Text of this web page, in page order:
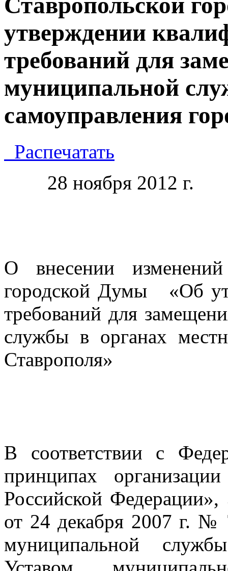
Ставропольской
утверждении
требований для
муниципальной
самоуправления
Распечатать
28 ноября 2012 г.
О внесении
городской Думы
«Об
требований для
службы в органах
Ставрополя»
В соответствии с
принципах
Российской Федерации»,
от 24 декабря 2007 г. №
муниципальной